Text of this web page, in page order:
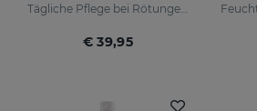
Tägliche Pflege bei Rötungen und empfindlicher Haut
€ 39,95